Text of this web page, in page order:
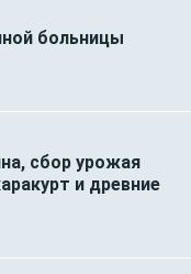
больницы
сбор урожая
и древние